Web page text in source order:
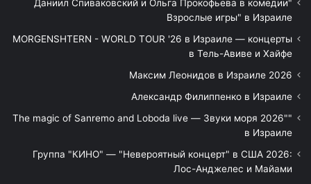
"Даниил Спиваковский и Ольга Прокофьева в комедии
Взрослые игры" в Израиле
MORGENSHTERN - WORLD TOUR '26 в Израиле — концерты
в Тель-Авиве и Хайфе
Максим Леонидов в Израиле 2026
Александр Филиппенко в Израиле
"The magic of Sanremo and Loboda live — Звуки моря 2026"
в Израиле
Группа "КИНО" — "Невероятный концерт" в США 2026:
Лос-Анджелес и Майами